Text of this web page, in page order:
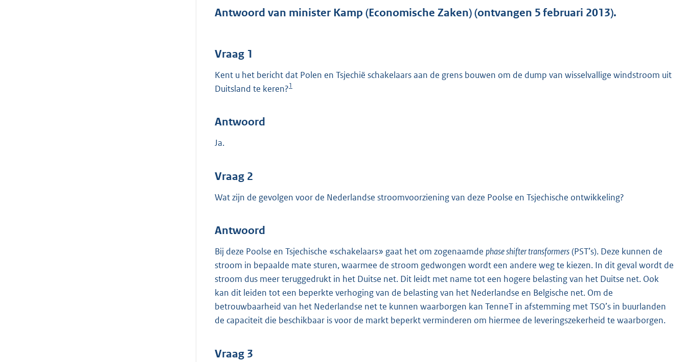
t
Antwoord van minister Kamp (Economische Zaken) (ontvangen 5 februari 2013).
Vraag 1
Kent u het bericht dat Polen en Tsjechië schakelaars aan de grens bouwen om de dump van wisselvallige windstroom uit
Duitsland te keren?1
Antwoord
Ja.
Vraag 2
Wat zijn de gevolgen voor de Nederlandse stroomvoorziening van deze Poolse en Tsjechische ontwikkeling?
Antwoord
Bij deze Poolse en Tsjechische «schakelaars» gaat het om zogenaamde phase shifter transformers(PST’s). Deze kunnen de
stroom in bepaalde mate sturen, waarmee de stroom gedwongen wordt een andere weg te kiezen. In dit geval wordt de
stroom dus meer teruggedrukt in het Duitse net. Dit leidt met name tot een hogere belasting van het Duitse net. Ook
kan dit leiden tot een beperkte verhoging van de belasting van het Nederlandse en Belgische net. Om de
betrouwbaarheid van het Nederlandse net te kunnen waarborgen kan TenneT in afstemming met TSO’s in buurlanden
de capaciteit die beschikbaar is voor de markt beperkt verminderen om hiermee de leveringszekerheid te waarborgen.
Vraag 3